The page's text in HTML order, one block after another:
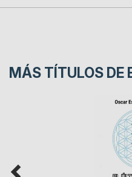
MÁS TÍTULOS DE